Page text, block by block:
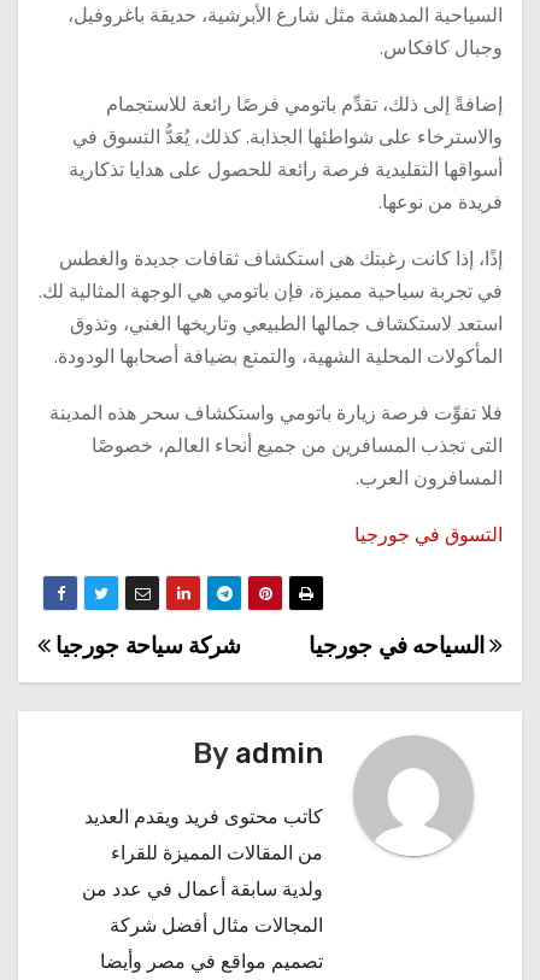
السياحية المدهشة مثل شارع الأبرشية، حديقة باغروفيل،
وجبال كافكاس.
إضافةً إلى ذلك، تقدِّم باتومي فرصًا رائعة للاستجمام
والاسترخاء على شواطئها الجذابة. كذلك، يُعَدُّ التسوق في
أسواقها التقليدية فرصة رائعة للحصول على هدايا تذكارية
فريدة من نوعها.
إذًا، إذا كانت رغبتك هى استكشاف ثقافات جديدة والغطس
في تجربة سياحية مميزة، فإن باتومي هي الوجهة المثالية لك.
استعد لاستكشاف جمالها الطبيعي وتاريخها الغني، وتذوق
المأكولات المحلية الشهية، والتمتع بضيافة أصحابها الودودة.
فلا تفوِّت فرصة زيارة باتومي واستكشاف سحر هذه المدينة
التى تجذب المسافرين من جميع أنحاء العالم، خصوصًا
المسافرون العرب.
التسوق في جورجيا
تصفّح
المقالات
شركة سياحة جورجيا السياحه في جورجيا
By admin
كاتب محتوى فريد ويقدم العديد
من المقالات المميزة للقراء
ولدية سابقة أعمال في عدد من
المجالات مثال أفضل شركة
تصميم مواقع في مصر وأيضا